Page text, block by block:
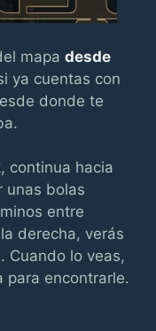
mapa desde
ya cuentas con
donde te
continua hacia
unas bolas
entre
derecha, verás
Cuando lo veas,
para encontrarle.